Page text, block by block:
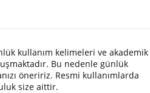
kullanım kelimeleri ve akademik
Bu nedenle günlük
öneririz. Resmi kullanımlarda
size aittir.